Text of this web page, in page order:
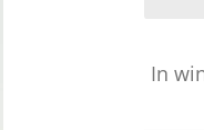
In